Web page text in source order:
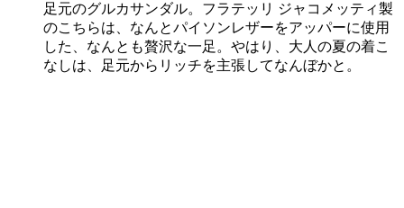
足元のグルカサンダル。フラテッリ ジャコメッティ製
のこちらは、なんとパイソンレザーをアッパーに使用
した、なんとも贅沢な一足。やはり、大人の夏の着こ
なしは、足元からリッチを主張してなんぼかと。